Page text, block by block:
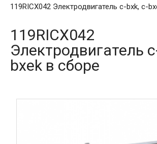
119RICX042 Электродвигатель c-bxk, c-
119RICX042
Электродвигатель
bxek в сборе